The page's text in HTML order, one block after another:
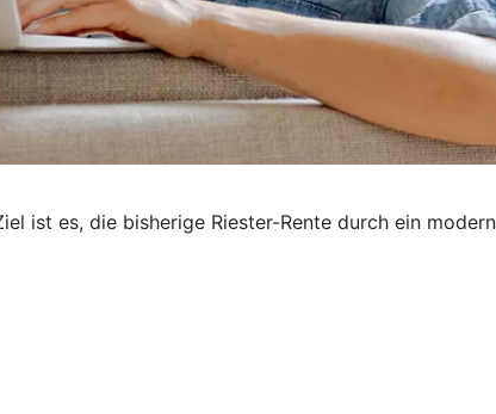
ist es, die bisherige Riester-Rente durch ein